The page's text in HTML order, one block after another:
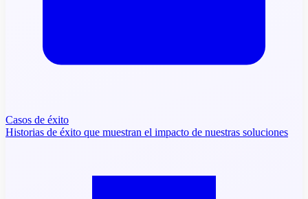
Casos de éxito
Historias de éxito que muestran el impacto de nuestras soluciones